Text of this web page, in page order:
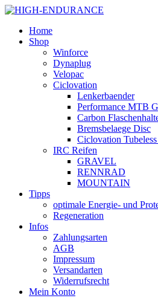
Home
Shop
Winforce
Dynaplug
Velopac
Ciclovation
Lenkerbaender
Performance MTB
Carbon
Bremsbelaege Disc
Ciclovation
IRC Reifen
GRAVEL
RENNRAD
MOUNTAIN
Tipps
optimale Energie- und
Regeneration
Infos
Zahlungsarten
AGB
Impressum
Versandarten
Widerrufsrecht
Mein Konto